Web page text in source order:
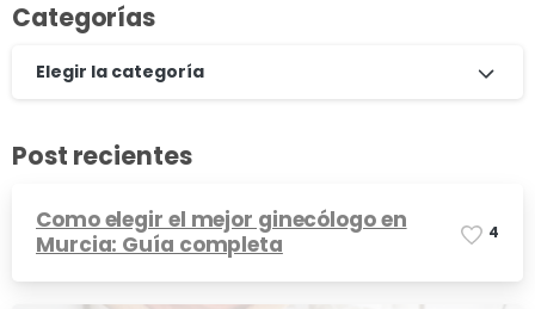
Categorías
Elegir la categoría
Post recientes
Como elegir el mejor ginecólogo en
Murcia: Guía completa
4